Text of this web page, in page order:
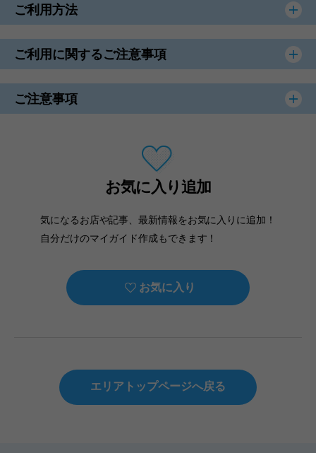
ご利用方法
ご利用に関するご注意事項
ご注意事項
お気に入り追加
気になるお店や記事、最新情報をお気に入りに追加！
自分だけのマイガイド作成もできます！
お気に入り
エリアトップページへ戻る